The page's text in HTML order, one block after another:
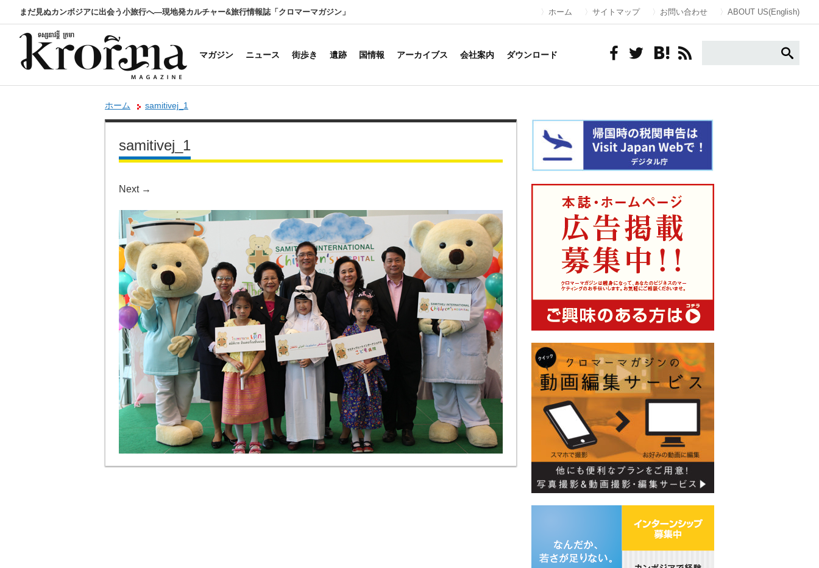
まだ見ぬカンボジアに出会う小旅行へ―現地発カルチャー&旅行情報誌「クロマーマガジン」 ホーム サイトマップ お問い合わせ ABOUT US(English)
マガジン ニュース 街歩き 遺跡 国情報 アーカイブス 会社案内 ダウンロード
ホーム samitivej_1
samitivej_1
Next →